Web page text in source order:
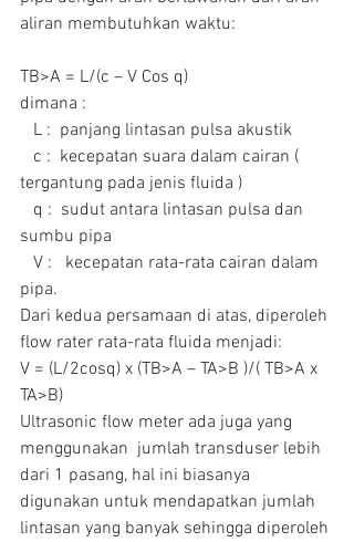
aliran membutuhkan waktu:
TB>A = L/(c – V Cos q)
dimana :
   L :  panjang lintasan pulsa akustik
tergantung pada jenis fluida )
sumbu pipa
pipa.
Dari kedua persamaan di atas, diperoleh
flow rater rata-rata fluida menjadi:
V = (L/2cosq) x (TB>A – TA>B )/( TB>A x
TA>B)
Ultrasonic flow meter ada juga yang
menggunakan  jumlah transduser lebih
dari 1 pasang, hal ini biasanya
digunakan untuk mendapatkan jumlah
lintasan yang banyak sehingga diperoleh